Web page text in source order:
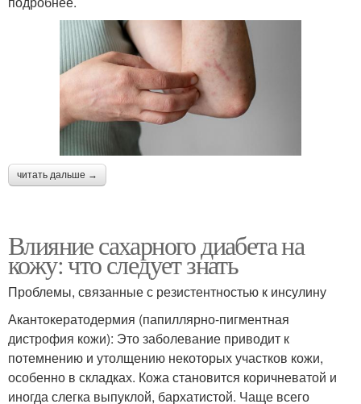
читать дальше →
Влияние сахарного диабета на
кожу: что следует знать
Проблемы, связанные с резистентностью к инсулину
Акантокератодермия (папиллярно-пигментная
дистрофия кожи): Это заболевание приводит к
потемнению и утолщению некоторых участков кожи,
особенно в складках. Кожа становится коричневатой и
иногда слегка выпуклой, бархатистой. Чаще всего